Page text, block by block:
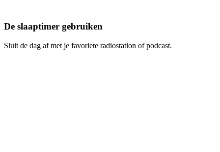
De slaaptimer gebruiken
Sluit de dag af met je favoriete radiostation of podcast.